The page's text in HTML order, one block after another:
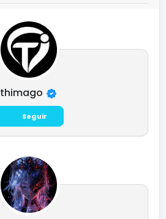
thimago
Seguir